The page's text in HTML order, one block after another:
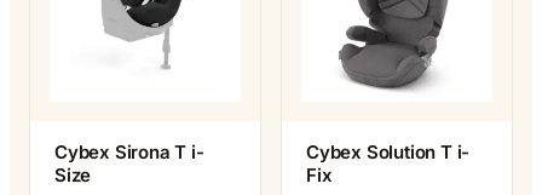
Cybex Sirona T i-
Size
Cybex Solution T i-
Fix